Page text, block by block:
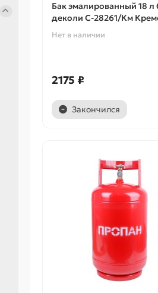
Бак эмалированный 18 л
деколи С-28261/Км
Нет в наличии
2175 ₽
Закончился